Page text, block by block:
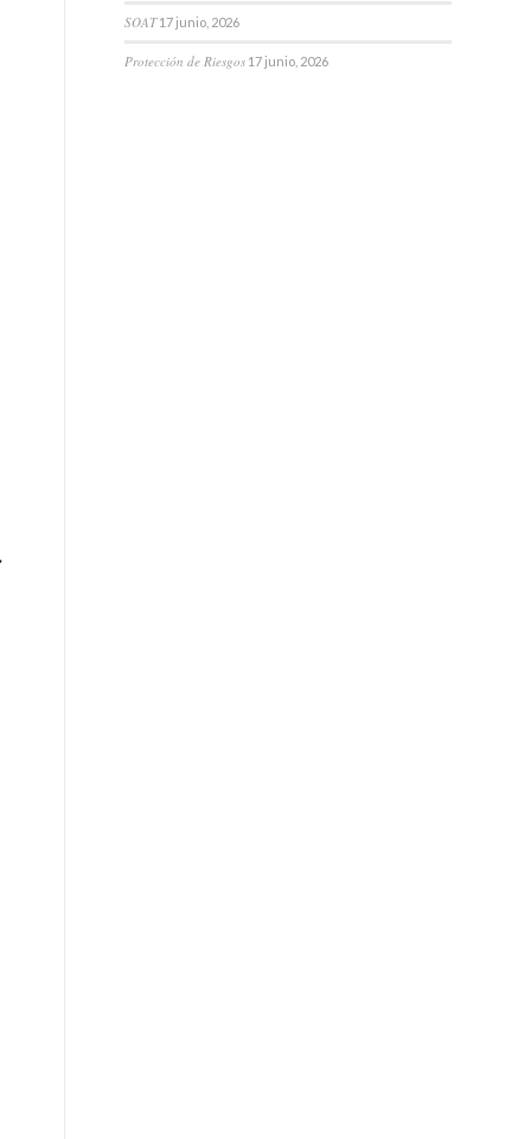
SOAT 17 junio, 2026
Protección de Riesgos 17 junio, 2026